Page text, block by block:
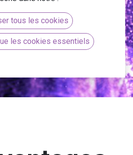
tous les cookies
les cookies essentiels